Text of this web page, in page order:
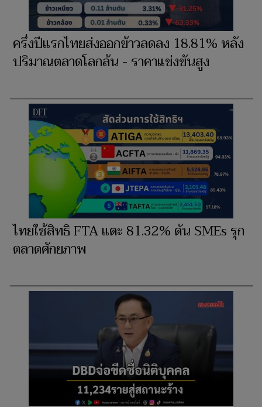
ครึ่งปีแรกไทยส่งออกข้าวลดลง 18.81% หลัง
ปริมาณตลาดโลกล้น - ราคาแข่งขันสูง
ไทยใช้สิทธิ FTA แตะ 81.32% ดัน SMEs รุก
ตลาดศักยภาพ